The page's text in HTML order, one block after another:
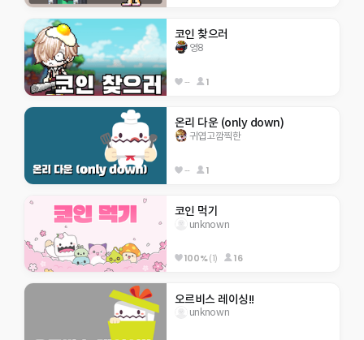
코인 찾으러
영8
-- 1
온리 다운 (only down)
귀엽고깜찍한
-- 1
코인 먹기
unknown
100%(1) 16
오르비스 레이싱!!
unknown